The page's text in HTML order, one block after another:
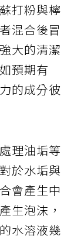
打粉與檸
混合後冒
大的清潔
預期有
的成分彼
理油垢等
於水垢與
會產生中
生泡沫，
水溶液幾